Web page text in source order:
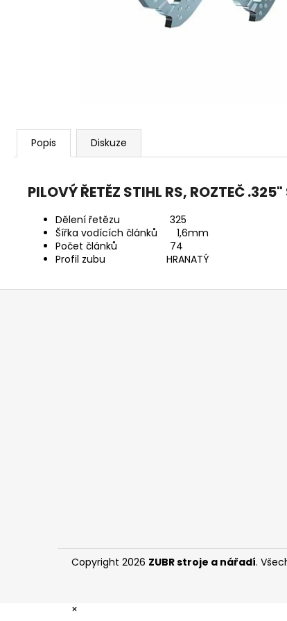
Popis Diskuze
PILOVÝ ŘETĚZ STIHL RS, ROZTEČ
Dělení řetězu 325
Šířka vodících článků 1,6mm
Počet článků 74
Profil zubu HRANATÝ
Z
Copyright 2026 ZUBR stroje a nářadí.
×